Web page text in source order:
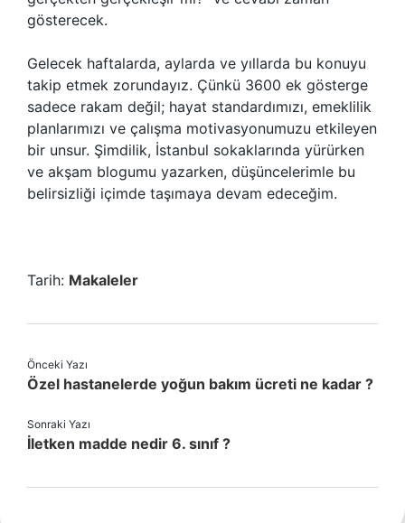
gösterecek.
Gelecek haftalarda, aylarda ve yıllarda bu konuyu
takip etmek zorundayız. Çünkü 3600 ek gösterge
sadece rakam değil; hayat standardımızı, emeklilik
planlarımızı ve çalışma motivasyonumuzu etkileyen
bir unsur. Şimdilik, İstanbul sokaklarında yürürken
ve akşam blogumu yazarken, düşüncelerimle bu
belirsizliği içimde taşımaya devam edeceğim.
Tarih: Makaleler
Önceki Yazı
Özel hastanelerde yoğun bakım ücreti ne kadar ?
Sonraki Yazı
İletken madde nedir 6. sınıf ?